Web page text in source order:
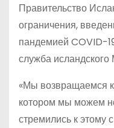
Правительство
ограничения,
пандемией COVID-
служба исландского
«Мы возвращаемся
котором мы можем
стремились к этому